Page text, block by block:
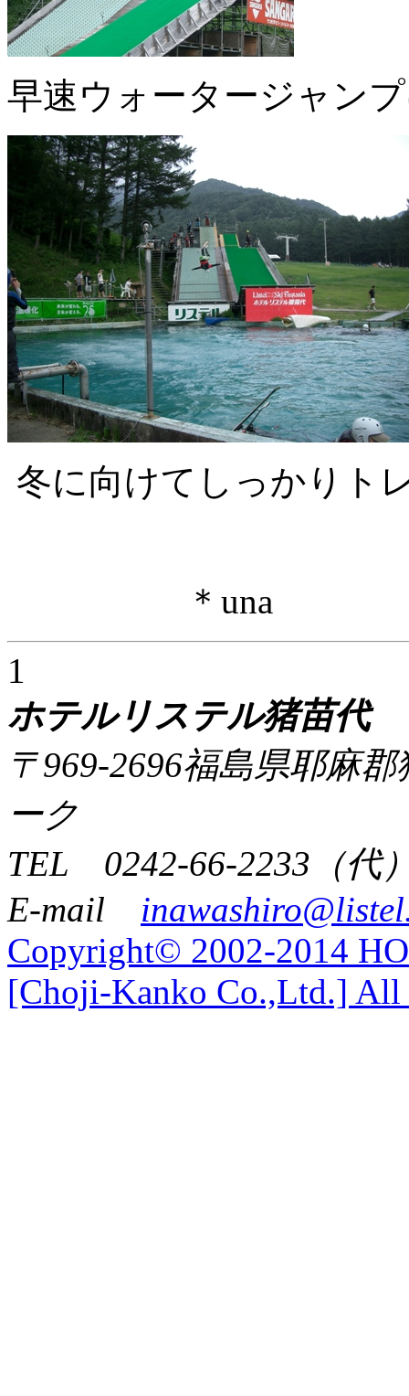
早速ウォータージャン
冬に向けてしっかりト
＊una
1
ホテルリステル猪苗代
〒969-2696福島県耶麻
ーク
TEL 0242-66-2233
E-mail
Copyright© 2002-2014
[Choji-Kanko Co.,Ltd.] All